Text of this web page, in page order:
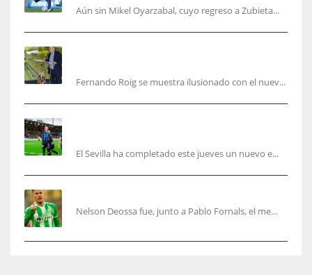
Aún sin Mikel Oyarzabal, cuyo regreso a Zubieta...
Fernando Roig se muestra ilusionado con el nuev...
El Sevilla ha completado este jueves un nuevo e...
Nelson Deossa fue, junto a Pablo Fornals, el me...